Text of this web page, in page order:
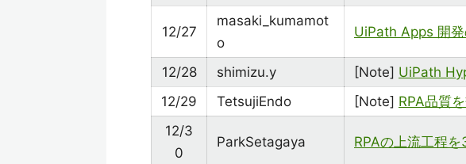
12/27
masaki_kumamot
o
UiPath Apps 開
12/28 shimizu.y [Note] UiPath
12/29
TetsujiEndo [Note] RPA品質
12/3
0
ParkSetagaya RPAの上流工程を